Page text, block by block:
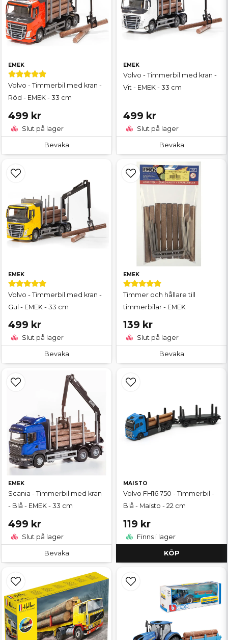
EMEK
Volvo - Timmerbil med kran -
Röd - EMEK - 33 cm
499 kr
Slut på lager
Bevaka
EMEK
Volvo - Timmerbil med kran -
Vit - EMEK - 33 cm
499 kr
Slut på lager
Bevaka
EMEK
Volvo - Timmerbil med kran -
Gul - EMEK - 33 cm
499 kr
Slut på lager
Bevaka
EMEK
Timmer och hållare till
timmerbilar - EMEK
139 kr
Slut på lager
Bevaka
EMEK
Scania - Timmerbil med kran
- Blå - EMEK - 33 cm
499 kr
Slut på lager
Bevaka
MAISTO
Volvo FH16 750 - Timmerbil -
Blå - Maisto - 22 cm
119 kr
Finns i lager
KÖP